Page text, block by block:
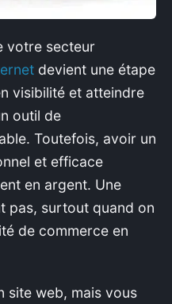
votre secteur
devient une étape
visibilité et atteindre
outil de
Toutefois, avoir un
et efficace
en argent. Une
pas, surtout quand on
de commerce en
site web, mais vous